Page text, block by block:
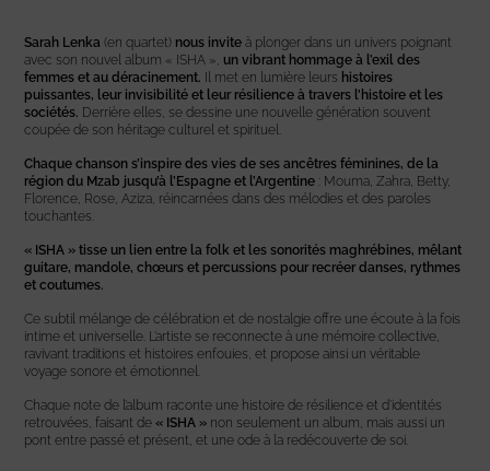
Sarah Lenka (en quartet) nous invite à plonger dans un univers poignant
avec son nouvel album « ISHA », un vibrant hommage à l’exil des
femmes et au déracinement. Il met en lumière leurs histoires
puissantes, leur invisibilité et leur résilience à travers l’histoire et les
sociétés. Derrière elles, se dessine une nouvelle génération souvent
coupée de son héritage culturel et spirituel.
Chaque chanson s’inspire des vies de ses ancêtres féminines, de la
région du Mzab jusqu’à l’Espagne et l’Argentine : Mouma, Zahra, Betty,
Florence, Rose, Aziza, réincarnées dans des mélodies et des paroles
touchantes.
« ISHA » tisse un lien entre la folk et les sonorités maghrébines, mêlant
guitare, mandole, chœurs et percussions pour recréer danses, rythmes
et coutumes.
Ce subtil mélange de célébration et de nostalgie offre une écoute à la fois
intime et universelle. L’artiste se reconnecte à une mémoire collective,
ravivant traditions et histoires enfouies, et propose ainsi un véritable
voyage sonore et émotionnel.
Chaque note de l’album raconte une histoire de résilience et d’identités
retrouvées, faisant de« ISHA » non seulement un album, mais aussi un
pont entre passé et présent, et une ode à la redécouverte de soi.